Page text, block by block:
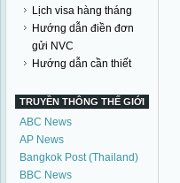
Lịch visa hàng tháng
Hướng dẫn điền đơn
gửi NVC
Hướng dẫn cần thiết
TRUYỀN THÔNG THẾ GIỚI
ABC News
AP News
Bangkok Post (Thailand)
BBC News